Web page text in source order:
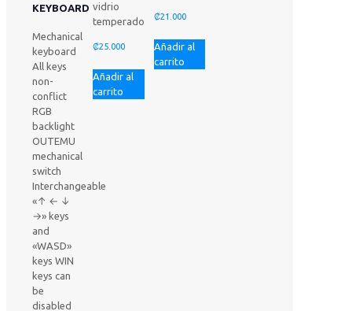
KEYBOARD
Mechanical
keyboard
All keys
non-
conflict
RGB
backlight
OUTEMU
mechanical
switch
Interchangeable
«↑ ← ↓
→» keys
and
«WASD»
keys WIN
keys can
be
disabled
vidrio
temperado
₡25.000
Añadir al
carrito
₡21.000
Añadir al
carrito